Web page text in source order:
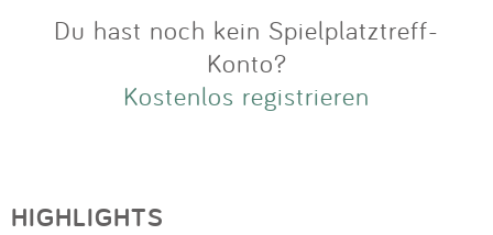
Du hast noch kein Spielplatztreff-
Konto?
Kostenlos registrieren
HIGHLIGHTS